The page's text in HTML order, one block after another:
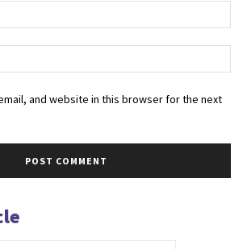
and website in this browser for the next